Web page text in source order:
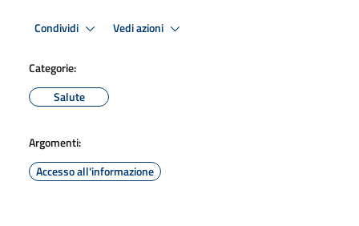
Condividi Vedi azioni
Categorie:
Salute
Argomenti:
Accesso all'informazione